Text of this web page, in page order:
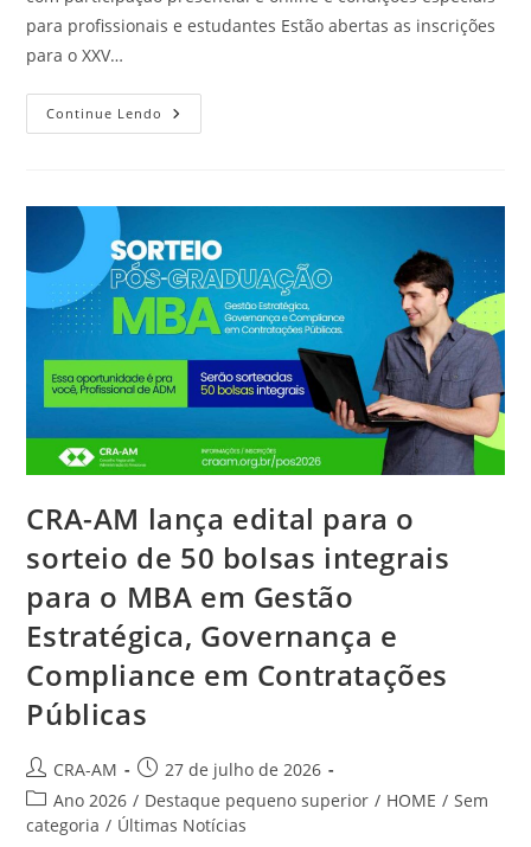
para profissionais e estudantes Estão abertas as inscrições
para o XXV…
Continue Lendo
CRA-AM lança edital para o
sorteio de 50 bolsas integrais
para o MBA em Gestão
Estratégica, Governança e
Compliance em Contratações
Públicas
CRA-AM
27 de julho de 2026
Ano 2026 / Destaque pequeno superior / HOME / Sem
categoria / Últimas Notícias